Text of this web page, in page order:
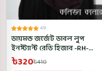
4.9
ডায়মন্ড জর্জেট ডাবল লুপ
ইনস্ট্যান্ট রেডি হিজাব -RH-
Koliza Color
৳320৳410